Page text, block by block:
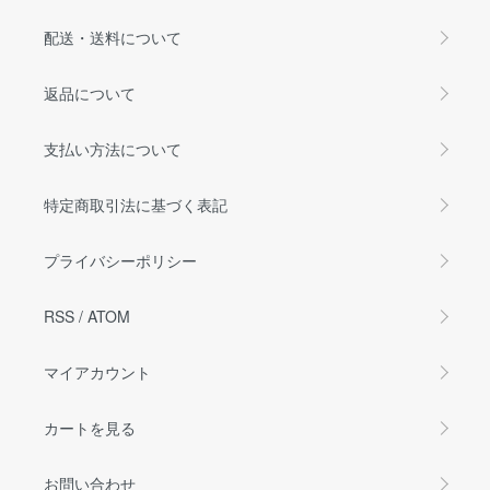
配送・送料について
返品について
支払い方法について
特定商取引法に基づく表記
プライバシーポリシー
RSS / ATOM
マイアカウント
カートを見る
お問い合わせ